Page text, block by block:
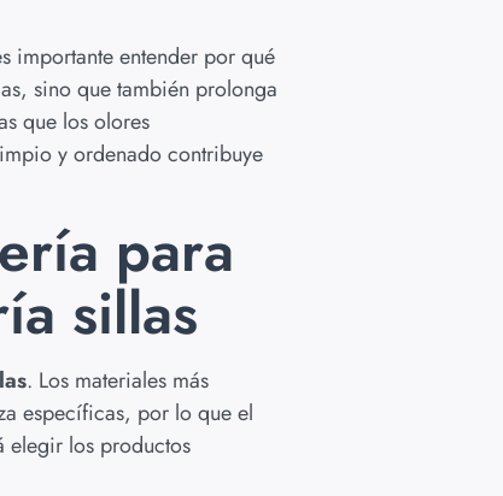
importante entender por qué
sino que también prolonga
que los olores
y ordenado contribuye
para
sillas
. Los materiales más
específicas, por lo que el
elegir los productos